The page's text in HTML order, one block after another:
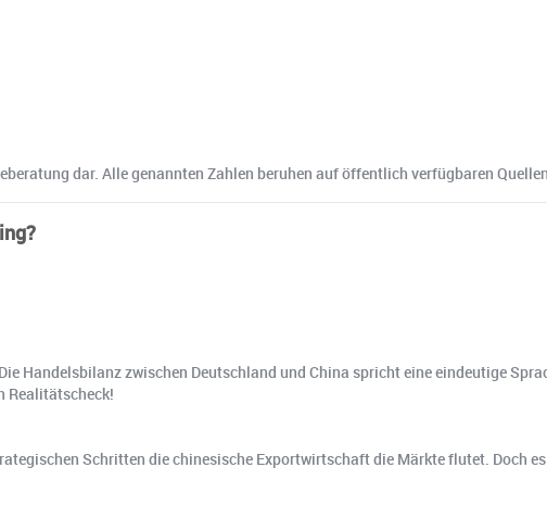
dar. Alle genannten Zahlen beruhen auf öffentlich verfügbaren
Handelsbilanz zwischen Deutschland und China spricht eine eindeutige
Realitätscheck!
Schritten die chinesische Exportwirtschaft die Märkte flutet. Doch